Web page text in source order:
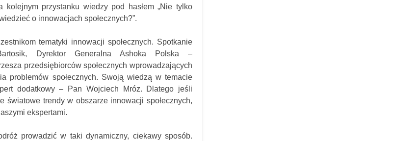
przystanku wiedzy pod hasłem „Nie tylko
o innowacjach społecznych?”.
tematyki innowacji społecznych. Spotkanie
Dyrektor Generalna Ashoka Polska –
przedsiębiorców społecznych wprowadzających
problemów społecznych. Swoją wiedzą w temacie
dodatkowy – Pan Wojciech Mróz. Dlatego jeśli
światowe trendy w obszarze innowacji społecznych,
ekspertami.
prowadzić w taki dynamiczny, ciekawy sposób.